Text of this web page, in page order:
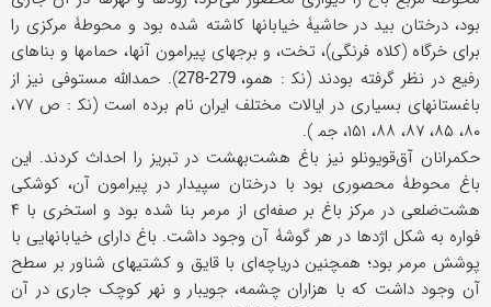
بود، درختان بید در حاشیۀ خیابانها کاشته شده بود و محوطۀ مرکزی را
برای خرگاه (کلاه فرنگی)، تخت، و برجهای پیرامون آنها، حمامها و بناهای
رفیع در نظر گرفته بودند (ﻧﻜ : همو، 279-278
). حمدالله مستوفی نیز از
باغستانهای بسیاری در ایالات مختلف ایران نام برده است (ﻧﻜ : ص ۷۷،
۸۰، ۸۵، ۸۷، ۸۸، ۱۵۱، ﺟﻤ‌ ).
حکمرانان آق‌قویونلو نیز باغ هشت‌بهشت در تبریز را احداث کردند. این
باغ محوطۀ محصوری بود با درختان سپیدار در پیرامون آن، کوشکی
هشت‌ضلعی در مرکز باغ بر صفه‌ای از مرمر بنا شده بود و استخری با ۴
فواره به شکل اژدها در هر گوشۀ آن وجود داشت. باغ دارای خیابانهایی با
پوشش مرمر بود؛ همچنین دریاچه‌ای با قایق و کشتیهای شناور بر سطح
آن وجود داشت که با هزاران چشمه، جویبار و نهر کوچک جاری در آن